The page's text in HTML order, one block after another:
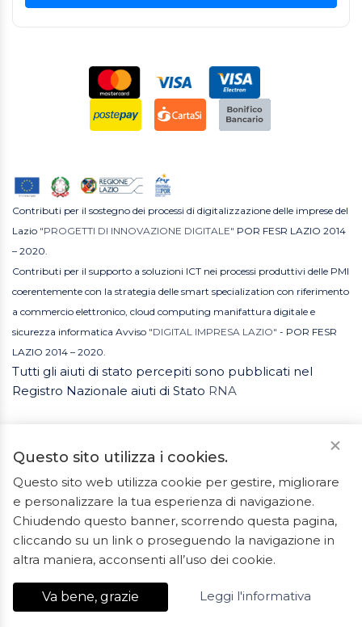
Contributi per il sostegno dei processi di digitalizzazione delle imprese del
Lazio "PROGETTI DI INNOVAZIONE DIGITALE" POR FESR LAZIO 2014
– 2020.
Contributi per il supporto a soluzioni ICT nei processi produttivi delle PMI
coerentemente con la strategia delle smart specialization con riferimento
a commercio elettronico, cloud computing manifattura digitale e
sicurezza informatica Avviso "DIGITAL IMPRESA LAZIO" - POR FESR
LAZIO 2014 – 2020.
Tutti gli aiuti di stato percepiti sono pubblicati nel
Registro Nazionale aiuti di Stato RNA
2023 © Tutti i diritti riservati. ArredoBagno.shop è un
marchio registrato.
Ceramiche Marrocco - Via Ponte Gagliardo 34 - 04022
Export Digitale| E-commerce Business Suite
Questo sito utilizza i cookies.
Questo sito web utilizza cookie per gestire, migliorare
e personalizzare la tua esperienza di navigazione.
Chiudendo questo banner, scorrendo questa pagina,
cliccando su un link o proseguendo la navigazione in
altra maniera, acconsenti all’uso dei cookie.
Va bene, grazie Leggi l'informativa